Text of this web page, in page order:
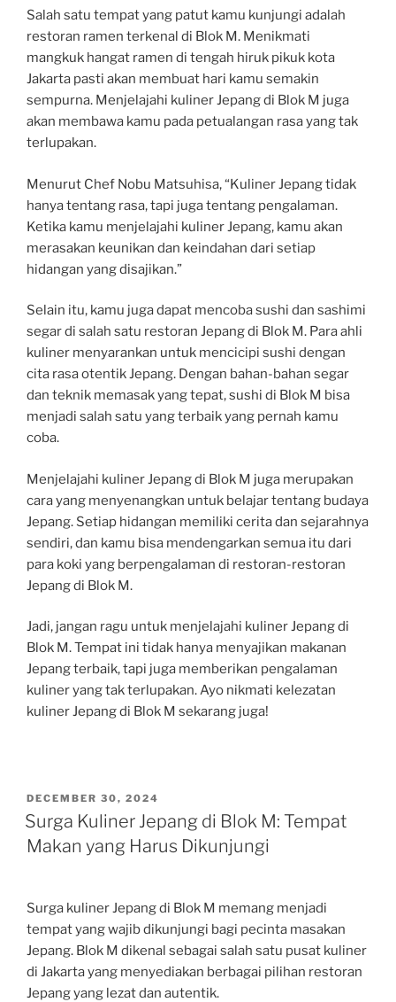
Salah satu tempat yang patut kamu kunjungi adalah
restoran ramen terkenal di Blok M. Menikmati
mangkuk hangat ramen di tengah hiruk pikuk kota
Jakarta pasti akan membuat hari kamu semakin
sempurna. Menjelajahi kuliner Jepang di Blok M juga
akan membawa kamu pada petualangan rasa yang tak
terlupakan.
Menurut Chef Nobu Matsuhisa, “Kuliner Jepang tidak
hanya tentang rasa, tapi juga tentang pengalaman.
Ketika kamu menjelajahi kuliner Jepang, kamu akan
merasakan keunikan dan keindahan dari setiap
hidangan yang disajikan.”
Selain itu, kamu juga dapat mencoba sushi dan sashimi
segar di salah satu restoran Jepang di Blok M. Para ahli
kuliner menyarankan untuk mencicipi sushi dengan
cita rasa otentik Jepang. Dengan bahan-bahan segar
dan teknik memasak yang tepat, sushi di Blok M bisa
menjadi salah satu yang terbaik yang pernah kamu
coba.
Menjelajahi kuliner Jepang di Blok M juga merupakan
cara yang menyenangkan untuk belajar tentang budaya
Jepang. Setiap hidangan memiliki cerita dan sejarahnya
sendiri, dan kamu bisa mendengarkan semua itu dari
para koki yang berpengalaman di restoran-restoran
Jepang di Blok M.
Jadi, jangan ragu untuk menjelajahi kuliner Jepang di
Blok M. Tempat ini tidak hanya menyajikan makanan
Jepang terbaik, tapi juga memberikan pengalaman
kuliner yang tak terlupakan. Ayo nikmati kelezatan
kuliner Jepang di Blok M sekarang juga!
POSTED
ON
DECEMBER 30, 2024
Surga Kuliner Jepang di Blok M: Tempat
Makan yang Harus Dikunjungi
Surga kuliner Jepang di Blok M memang menjadi
tempat yang wajib dikunjungi bagi pecinta masakan
Jepang. Blok M dikenal sebagai salah satu pusat kuliner
di Jakarta yang menyediakan berbagai pilihan restoran
Jepang yang lezat dan autentik.